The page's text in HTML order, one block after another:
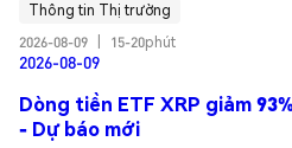
Thông tin Thị trường
2026-08-09
15-20phút
2026-08-09
Dòng tiền ETF XRP giảm
- Dự báo mới